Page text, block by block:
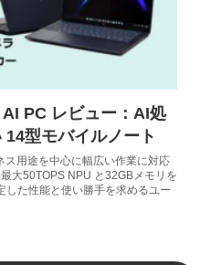
PC レビュー：AI処
型モバイルノート
用途を中心に幅広い作業に対応
大50TOPS NPU と32GBメモリを
した性能と使い勝手を求めるユー